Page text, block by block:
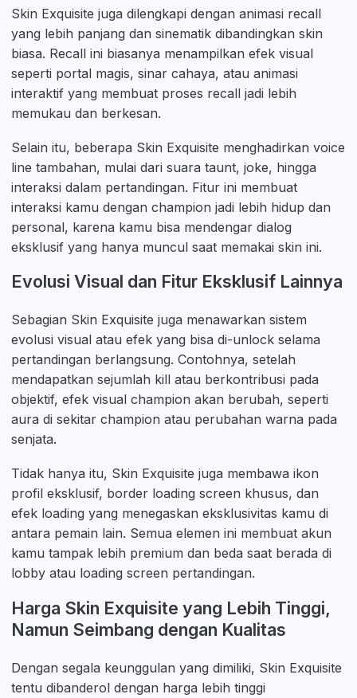
Skin Exquisite juga dilengkapi dengan animasi recall
yang lebih panjang dan sinematik dibandingkan skin
biasa. Recall ini biasanya menampilkan efek visual
seperti portal magis, sinar cahaya, atau animasi
interaktif yang membuat proses recall jadi lebih
memukau dan berkesan.
Selain itu, beberapa Skin Exquisite menghadirkan voice
line tambahan, mulai dari suara taunt, joke, hingga
interaksi dalam pertandingan. Fitur ini membuat
interaksi kamu dengan champion jadi lebih hidup dan
personal, karena kamu bisa mendengar dialog
eksklusif yang hanya muncul saat memakai skin ini.
Evolusi Visual dan Fitur Eksklusif Lainnya
Sebagian Skin Exquisite juga menawarkan sistem
evolusi visual atau efek yang bisa di-unlock selama
pertandingan berlangsung. Contohnya, setelah
mendapatkan sejumlah kill atau berkontribusi pada
objektif, efek visual champion akan berubah, seperti
aura di sekitar champion atau perubahan warna pada
senjata.
Tidak hanya itu, Skin Exquisite juga membawa ikon
profil eksklusif, border loading screen khusus, dan
efek loading yang menegaskan eksklusivitas kamu di
antara pemain lain. Semua elemen ini membuat akun
kamu tampak lebih premium dan beda saat berada di
lobby atau loading screen pertandingan.
Harga Skin Exquisite yang Lebih Tinggi,
Namun Seimbang dengan Kualitas
Dengan segala keunggulan yang dimiliki, Skin Exquisite
tentu dibanderol dengan harga lebih tinggi